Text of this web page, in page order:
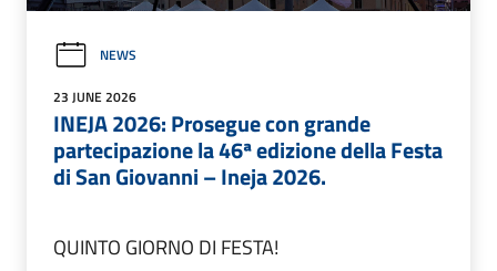
NEWS
23 JUNE 2026
INEJA 2026: Prosegue con grande
partecipazione la 46ª edizione della Festa
di San Giovanni – Ineja 2026.
QUINTO GIORNO DI FESTA!